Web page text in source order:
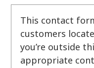
This contact
customers
you’re outside
appropriate